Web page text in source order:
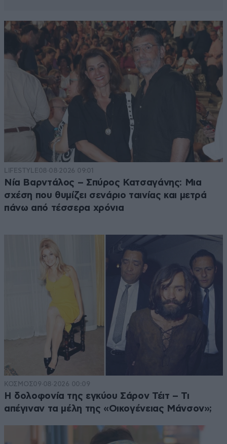
LIFESTYLE08·08·2026 09:01
Νία Βαρντάλος – Σπύρος Κατσαγάνης: Μια
σχέση που θυμίζει σενάριο ταινίας και μετρά
πάνω από τέσσερα χρόνια
ΚΟΣΜΟΣ09·08·2026 00:09
Η δολοφονία της εγκύου Σάρον Τέιτ – Τι
απέγιναν τα μέλη της «Οικογένειας Μάνσον»;